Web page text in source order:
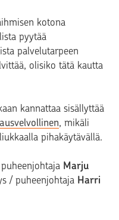
kotona
pyytää
palvelutarpeen
olisiko tätä kautta
kannattaa sisällyttää
, mikäli
pihakäytävällä.
Marju
/ puheenjohtaja Harri